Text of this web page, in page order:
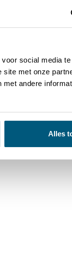
social media
site met onze
andere
Alles
het
ervoor dat de